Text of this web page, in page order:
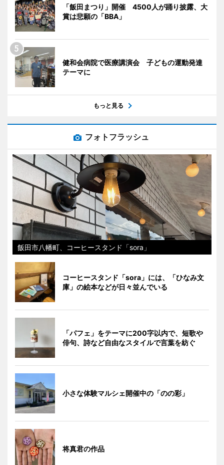
「飯田まつり」開催 4500人が踊り披露、大
賞は悲願の「BBA」
健和会病院で医療講演会 子どもの運動発達
テーマに
もっと見る
フォトフラッシュ
飯田市八幡町、コーヒースタンド「sora」
コーヒースタンド「sora」には、「ひなみ文
庫」の絵本などが日々並んでいる
「パフェ」をテーマに200字以内で、短歌や
俳句、詩など自由なスタイルで言葉を紡ぐ
小さな体験マルシェ開催中の「のの彩」
将真君の作品